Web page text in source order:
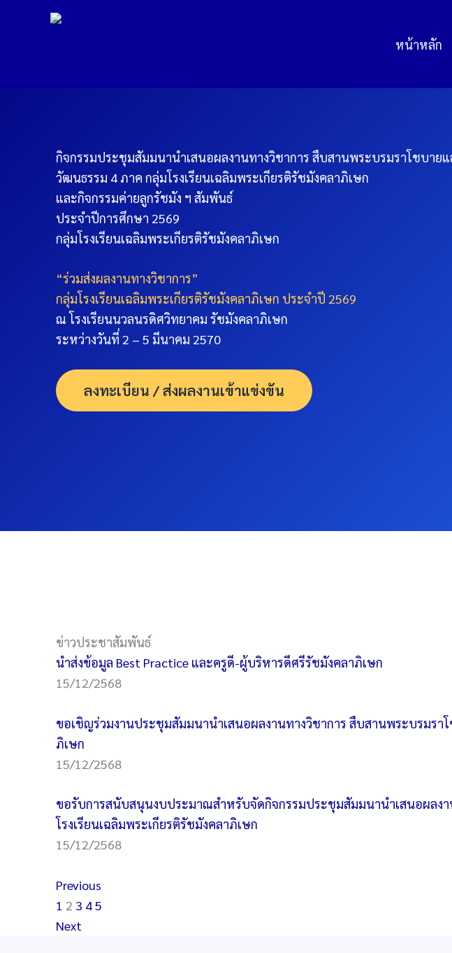
หน้าหลัก
กิจกรรมประชุมสัมมนานำเสนอผลงานทางวิชาการ สืบสานพระบรมราโชบาย
วัฒนธรรม 4 ภาค กลุ่มโรงเรียนเฉลิมพระเกียรติรัชมังคลาภิเษก
และกิจกรรมค่ายลูกรัชมัง ฯ สัมพันธ์
ประจำปีการศึกษา 2569
กลุ่มโรงเรียนเฉลิมพระเกียรติรัชมังคลาภิเษก
“ร่วมส่งผลงานทางวิชาการ”
กลุ่มโรงเรียนเฉลิมพระเกียรติรัชมังคลาภิเษก ประจำปี 2569
ณ โรงเรียนนวลนรดิศวิทยาคม รัชมังคลาภิเษก
ระหว่างวันที่ 2 – 5 มีนาคม 2570
ลงทะเบียน / ส่งผลงานเข้าแข่งขัน
ข่าวประชาสัมพันธ์
นําส่งข้อมูล Best Practice และครูดี-ผู้บริหารดีศรีรัชมังคลาภิเษก
15/12/2568
ขอเชิญร่วมงานประชุมสัมมนานําเสนอผลงานทางวิชาการ สืบสานพระบรมรา
ภิเษก
15/12/2568
ขอรับการสนับสนุนงบประมาณสําหรับจัดกิจกรรมประชุมสัมมนานําเสนอผลง
โรงเรียนเฉลิมพระเกียรติรัชมังคลาภิเษก
15/12/2568
Previous
1 2 3 45
Next